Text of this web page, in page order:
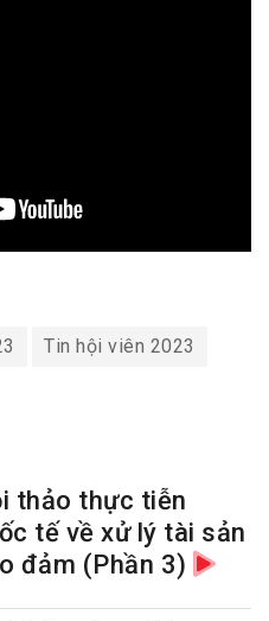
Tin hội viên 2023
thảo thực tiễn
tế về xử lý tài sản
đảm (Phần 3)